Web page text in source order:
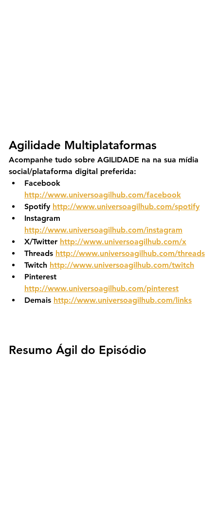
Agilidade Multiplataformas
Acompanhe tudo sobre AGILIDADE na na sua mídia
social/plataforma digital preferida:
Facebook
http://www.universoagilhub.com/facebook
Spotify http://www.universoagilhub.com/spotify
Instagram
http://www.universoagilhub.com/instagram
X/Twitter http://www.universoagilhub.com/x
Threads http://www.universoagilhub.com/threads
Twitch http://www.universoagilhub.com/twitch
Pinterest
http://www.universoagilhub.com/pinterest
Demais http://www.universoagilhub.com/links
Resumo Ágil do Episódio